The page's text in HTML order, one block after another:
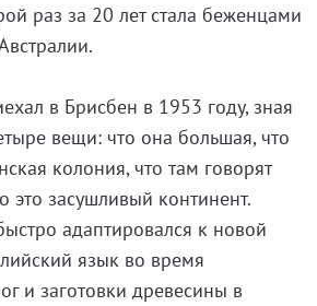
раз за 20 лет стала беженцами
в Брисбен в 1953 году, зная
вещи: что она большая, что
колония, что там говорят
это засушливый континент.
адаптировался к новой
язык во время
и заготовки древесины в